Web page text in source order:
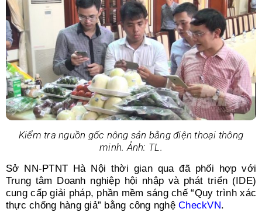
Search
for:
Kiểm tra nguồn gốc nông sản bằng điện thoại thông
minh. Ảnh: TL.
Sở NN-PTNT Hà Nội thời gian qua đã phối hợp với
Trung tâm Doanh nghiệp hội nhập và phát triển (IDE)
cung cấp giải pháp, phần mềm sáng chế “Quy trình xác
thực chống hàng giả” bằng công nghệCheckVN.